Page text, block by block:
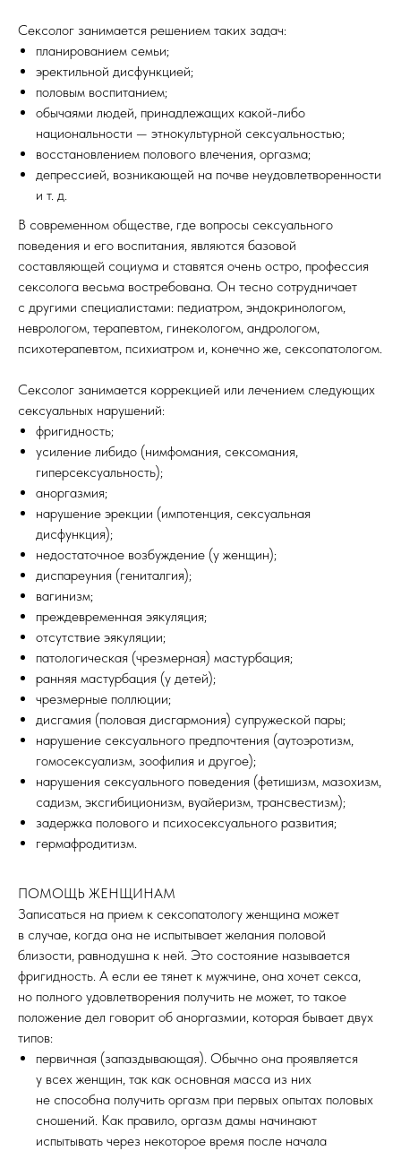
Сексолог занимается решением таких задач:
планированием семьи;
эректильной дисфункцией;
половым воспитанием;
обычаями людей, принадлежащих какой-либо
национальности — этнокультурной сексуальностью;
восстановлением полового влечения, оргазма;
депрессией, возникающей на почве неудовлетворенности
и т. д.
В современном обществе, где вопросы сексуального
поведения и его воспитания, являются базовой
составляющей социума и ставятся очень остро, профессия
сексолога весьма востребована. Он тесно сотрудничает
с другими специалистами: педиатром, эндокринологом,
неврологом, терапевтом, гинекологом, андрологом,
психотерапевтом, психиатром и, конечно же, сексопатологом.
Сексолог занимается коррекцией или лечением следующих
сексуальных нарушений:
фригидность;
усиление либидо (нимфомания, сексомания,
гиперсексуальность);
аноргазмия;
нарушение эрекции (импотенция, сексуальная
дисфункция);
недостаточное возбуждение (у женщин);
диспареуния (гениталгия);
вагинизм;
преждевременная эякуляция;
отсутствие эякуляции;
патологическая (чрезмерная) мастурбация;
ранняя мастурбация (у детей);
чрезмерные поллюции;
дисгамия (половая дисгармония) супружеской пары;
нарушение сексуального предпочтения (аутоэротизм,
гомосексуализм, зоофилия и другое);
нарушения сексуального поведения (фетишизм, мазохизм,
садизм, эксгибиционизм, вуайеризм, трансвестизм);
задержка полового и психосексуального развития;
гермафродитизм.
ПОМОЩЬ ЖЕНЩИНАМ
Записаться на прием к сексопатологу женщина может
в случае, когда она не испытывает желания половой
близости, равнодушна к ней. Это состояние называется
фригидность. А если ее тянет к мужчине, она хочет секса,
но полного удовлетворения получить не может, то такое
положение дел говорит об аноргазмии, которая бывает двух
типов:
первичная (запаздывающая). Обычно она проявляется
у всех женщин, так как основная масса из них
не способна получить оргазм при первых опытах половых
сношений. Как правило, оргазм дамы начинают
испытывать через некоторое время после начала